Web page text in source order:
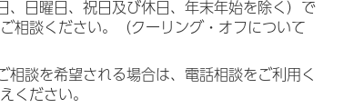
日曜日、祝日及び休日、年末年始を除く）で
相談ください。（クーリング・オフについて
談を希望される場合は、電話相談をご利用く
ください。